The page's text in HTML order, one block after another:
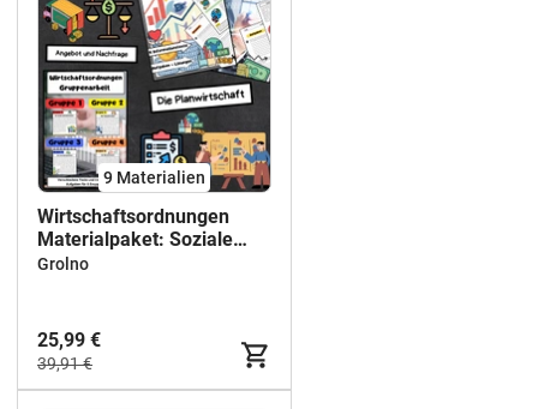
9 Materialien
Wirtschaftsordnungen
Materialpaket: Soziale
Marktwirtschaft,
Grolno
25,99 €
39,91 €